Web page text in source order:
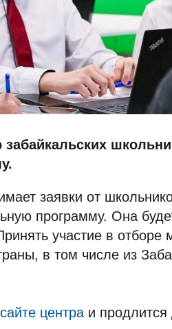
заявки от
программу. Она
участие в отборе
в том числе из
сайте центра и